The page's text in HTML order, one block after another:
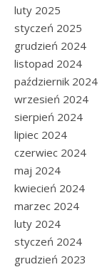
luty 2025
styczeń 2025
grudzień 2024
listopad 2024
październik 2024
wrzesień 2024
sierpień 2024
lipiec 2024
czerwiec 2024
maj 2024
kwiecień 2024
marzec 2024
luty 2024
styczeń 2024
grudzień 2023